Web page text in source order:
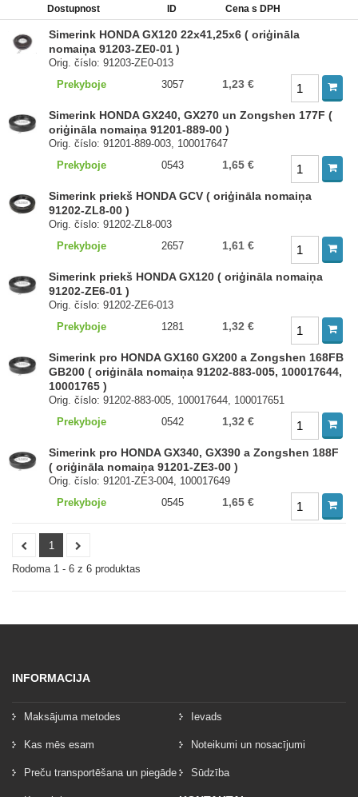
Dostupnost
ID Cena s DPH
Simerink HONDA GX120 22x41,25x6 ( oriģināla
nomaiņa 91203-ZE0-01 )
Orig. číslo: 91203-ZE0-013
Prekyboje
3057 1,23 €
Simerink HONDA GX240, GX270 un Zongshen 177F (
oriģināla nomaiņa 91201-889-00 )
Orig. číslo: 91201-889-003, 100017647
Prekyboje
0543 1,65 €
Simerink priekš HONDA GCV ( oriģināla nomaiņa
91202-ZL8-00 )
Orig. číslo: 91202-ZL8-003
Prekyboje
2657 1,61 €
Simerink priekš HONDA GX120 ( oriģināla nomaiņa
91202-ZE6-01 )
Orig. číslo: 91202-ZE6-013
Prekyboje
1281 1,32 €
Simerink pro HONDA GX160 GX200 a Zongshen 168FB
GB200 ( oriģināla nomaiņa 91202-883-005, 100017644,
10001765 )
Orig. číslo: 91202-883-005, 100017644, 100017651
Prekyboje
0542 1,32 €
Simerink pro HONDA GX340, GX390 a Zongshen 188F
( oriģināla nomaiņa 91201-ZE3-00 )
Orig. číslo: 91201-ZE3-004, 100017649
Prekyboje
0545 1,65 €
1
Rodoma 1 - 6 z 6 produktas
INFORMACIJA
Maksājuma metodes Ievads
Kas mēs esam Noteikumi un nosacījumi
Preču transportēšana un piegāde Sūdzība